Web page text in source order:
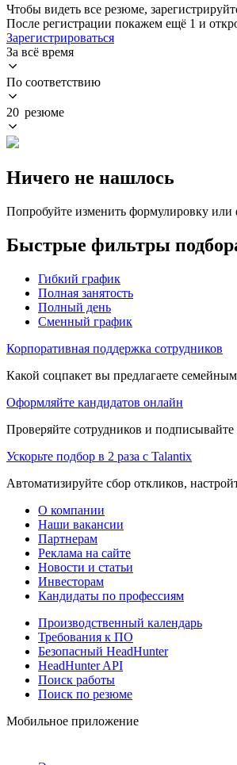
Чтобы видеть все резюме,
После регистрации покажем ещё 1 и
Зарегистрироваться
За всё время
По соответствию
20 резюме
Ничего не нашлось
Попробуйте изменить формулировку или
Быстрые фильтры
Гибкий график
Полная занятость
Полный день
Сменный график
Корпоративная поддержка сотрудников
Какой соцпакет вы предлагаете
Оформляйте кандидатов онлайн
Проверяйте сотрудников и
Ускорьте подбор в 2 раза с Talantix
Автоматизируйте сбор откликов,
О компании
Наши вакансии
Партнерам
Реклама на сайте
Новости и статьи
Инвесторам
Кандидаты по профессиям
Производственный календарь
Требования к ПО
Безопасный HeadHunter
HeadHunter API
Поиск работы
Поиск по резюме
Мобильное приложение